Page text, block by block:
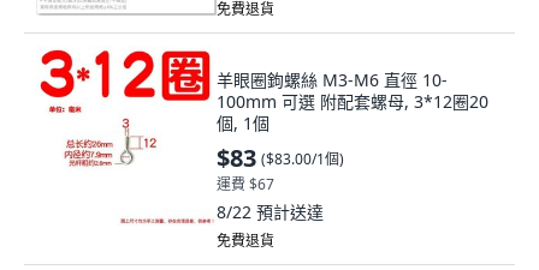
免費退貨
羊眼圈鉤螺絲 M3-M6 直徑 10-
100mm 可選 附配套螺母, 3*12圈20
個, 1個
$83 ($83.00/1個)
運費 $67
8/22 預計送達
免費退貨